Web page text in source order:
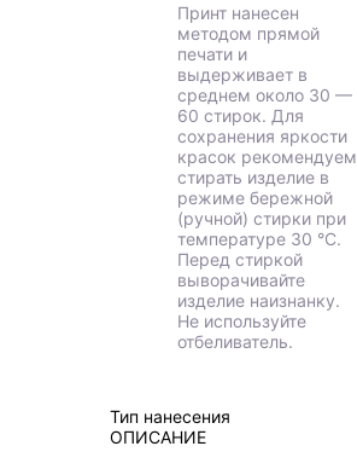
Принт нанесен
методом прямой
печати и
выдерживает в
среднем около 30 —
60 стирок. Для
сохранения яркости
красок рекомендуем
стирать изделие в
режиме бережной
(ручной) стирки при
температуре 30 °C.
Перед стиркой
выворачивайте
изделие наизнанку.
Не используйте
отбеливатель.
Тип нанесения
ОПИСАНИЕ